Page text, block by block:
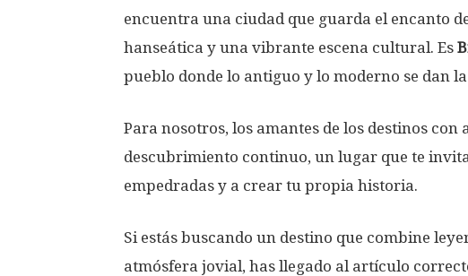
encuentra una ciudad que guarda el encanto
hanseática y una vibrante escena cultural. Es
pueblo donde lo antiguo y lo moderno se dan
Para nosotros, los amantes de los destinos
descubrimiento continuo, un lugar que te
empedradas y a crear tu propia historia.
Si estás buscando un destino que combine
atmósfera jovial, has llegado al artículo